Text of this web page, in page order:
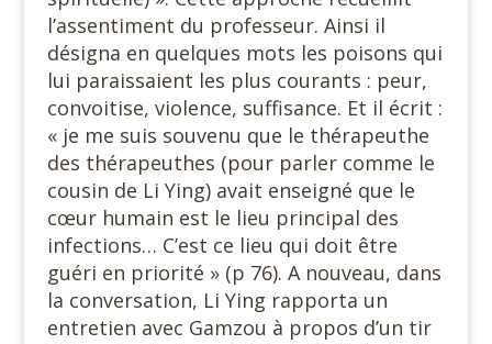
l’assentiment du professeur. Ainsi il
désigna en quelques mots les poisons qui
lui paraissaient les plus courants : peur,
convoitise, violence, suffisance. Et il écrit :
« je me suis souvenu que le thérapeuthe
des thérapeuthes (pour parler comme le
cousin de Li Ying) avait enseigné que le
cœur humain est le lieu principal des
infections… C’est ce lieu qui doit être
guéri en priorité » (p 76). A nouveau, dans
la conversation, Li Ying rapporta un
entretien avec Gamzou à propos d’un tir